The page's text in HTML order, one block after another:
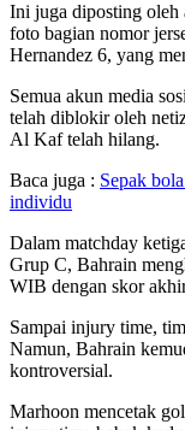
Ini juga diposting oleh
foto bagian nomor
Hernandez 6, yang
Semua akun media
telah diblokir oleh
Al Kaf telah hilang.
Baca juga : Sepak
individu
Dalam matchday
Grup C, Bahrain
WIB dengan skor
Sampai injury time,
Namun, Bahrain
kontroversial.
Marhoon mencetak